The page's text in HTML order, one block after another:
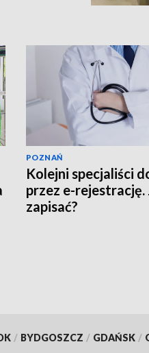
POZNAŃ
Kolejni specjaliści
przez e-rejestrację.
zapisać?
/ BYDGOSZCZ / GDAŃSK /